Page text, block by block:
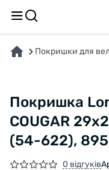
Покришки для
Покришка
COUGAR
(54-622),
0 відгуків
ПРО ТОВАР